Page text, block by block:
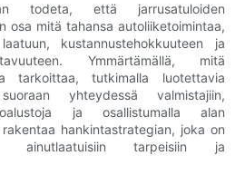
todeta, että jarrusatuloiden
osa mitä tahansa autoliiketoimintaa,
kustannustehokkuuteen ja
Ymmärtämällä, mitä
tarkoittaa, tutkimalla luotettavia
yhteydessä valmistajiin,
ja osallistumalla alan
hankintastrategian, joka on
ainutlaatuisiin tarpeisiin ja